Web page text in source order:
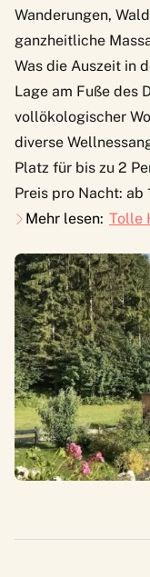
Wanderungen,
ganzheitliche
Was die Auszeit in
Lage am Fuße des
vollökologischer
diverse
Platz für bis zu 2
Preis pro Nacht:
Mehr lesen: Tolle